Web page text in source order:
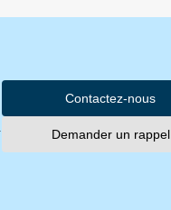
Contactez-nous
Demander un rappel